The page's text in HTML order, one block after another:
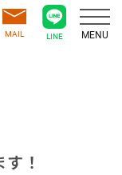
MAIL LINE MENU
！